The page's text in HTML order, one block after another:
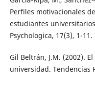
Perfiles motivacionales
estudiantes
Psychologica, 17(3), 1-11.
Gil Beltrán, J.M. (2002).
universidad. Tendencias